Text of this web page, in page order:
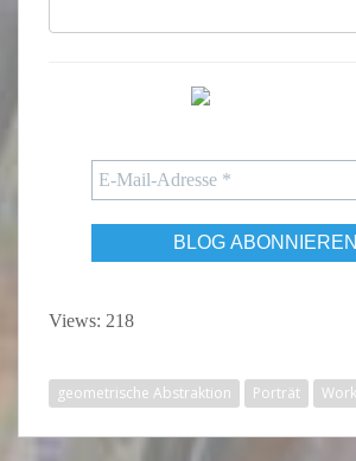
Views: 218
geometrische Abstraktion Porträt